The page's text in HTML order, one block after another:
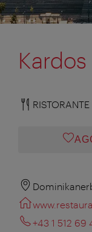
Kardos
RISTORANTE
+43 1 512 69